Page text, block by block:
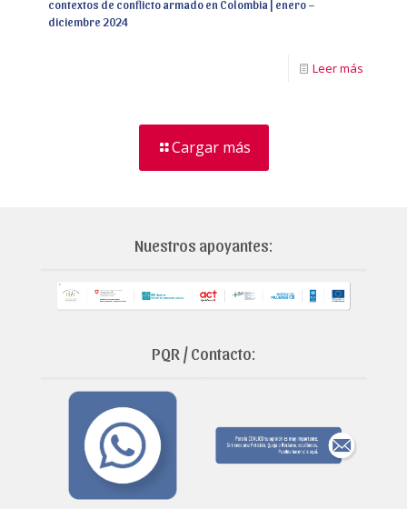
contextos de conflicto armado en Colombia | enero –
diciembre 2024
Leer más
Cargar más
Nuestros apoyantes:
PQR / Contacto: